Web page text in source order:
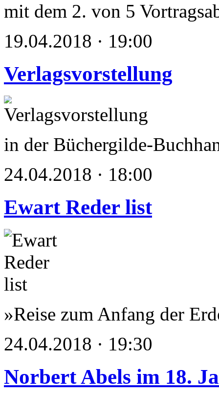
mit dem 2. von 5
19.04.2018 · 19:00
Verlagsvorstellung
in der Büchergilde-
24.04.2018 · 18:00
Ewart Reder list
»Reise zum Anfang der
24.04.2018 · 19:30
Norbert Abels im 18.